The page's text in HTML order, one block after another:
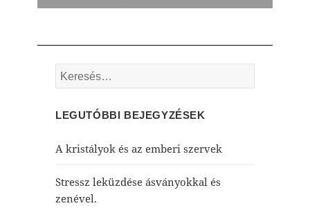
Keresés:
LEGUTÓBBI BEJEGYZÉSEK
A kristályok és az emberi szervek
Stressz leküzdése ásványokkal és
zenével.